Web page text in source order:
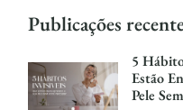
Publicações
5
Estão
Pele